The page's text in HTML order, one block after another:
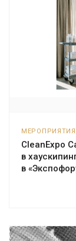
МЕРОПРИЯТИЯ
CleanExpo
в
в